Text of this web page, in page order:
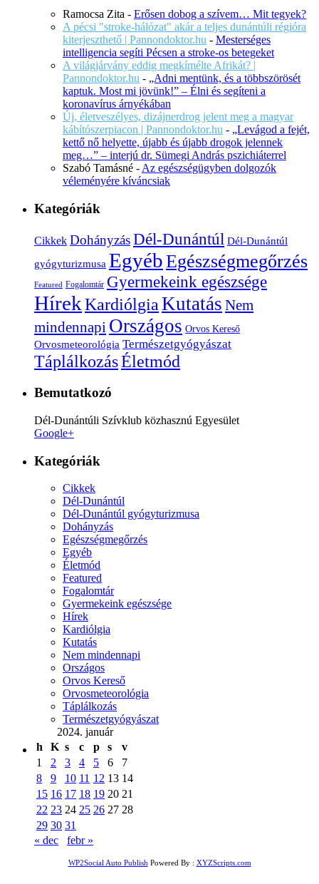
Ramocsa Zita - Erősen dobog a szívem… Mit tegyek?
A pécsi "stroke-hálózat" akár a teljes dunántúli régióra
kiterjeszthető | Pannondoktor.hu - Mesterséges
intelligencia segíti Pécsen a stroke-os betegeket
A világjárvány eddig megkímélte Afrikát? |
Pannondoktor.hu - „Adni mentünk, és a többszörösét
kaptuk. Most mi jövünk!” – Élni és segíteni a
koronavírus árnyékában
Új, életveszélyes, dizájnerdrog jelent meg a magyar
kábítószerpiacon | Pannondoktor.hu - „Levágod a fejét,
kettő nő helyette, újabb és újabb drogok jelennek
meg…” – interjú dr. Sümegi András pszichiáterrel
Szabó Tamásné - Az egészségügyben dolgozók
véleményére kíváncsiak
Kategóriák
Cikkek DohányzásDél-Dunántúl Dél-Dunántúl
gyógyturizmusa EgyébEgészségmegőrzés
Featured Fogalomtár Gyermekeink egészsége
HírekKardiólgiaKutatás Nem
mindennapi Országos Orvos Kereső
Orvosmeteorológia Természetgyógyászat
TáplálkozásÉletmód
Bemutatkozó
Dél-Dunántúli Szívklub közhasznú Egyesület
Google+
Kategóriák
Cikkek
Dél-Dunántúl
Dél-Dunántúl gyógyturizmusa
Dohányzás
Egészségmegőrzés
Egyéb
Életmód
Featured
Fogalomtár
Gyermekeink egészsége
Hírek
Kardiólgia
Kutatás
Nem mindennapi
Országos
Orvos Kereső
Orvosmeteorológia
Táplálkozás
Természetgyógyászat
2024. január
h
K s c p s
v
1
2 3 4 5 6
7
8
9 10 11 12 13 14
15 16 17 18 19 20 21
22 23 24 25 26 27 28
29 30 31
« dec
febr »
WP2Social Auto Publish Powered By : XYZScripts.com